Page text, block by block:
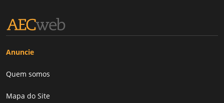
Anuncie
Quem somos
Mapa do Site